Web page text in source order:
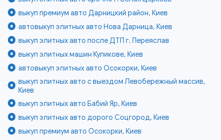
выкуп премиум авто Дарницкий район, Киев
автовыкуп элитных авто Нова Дарница, Киев
выкуп элитных авто после ДТП г. Переяслав
выкуп элитных машин Куликове, Киев
автовыкуп элитных авто Осокорки, Киев
выкуп элитных авто с выездом Левобережный массив,
Киев
выкуп элитных авто Бабий Яр, Киев
выкуп элитных авто дорого Соцгород, Киев
выкуп премиум авто Осокорки, Киев